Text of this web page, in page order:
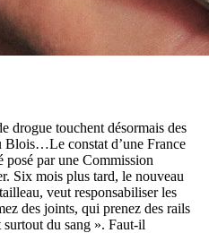
drogue touchent désormais des
Blois…Le constat d’une France
posé par une Commission
Six mois plus tard, le nouveau
veut responsabiliser les
des joints, qui prenez des rails
du sang ». Faut-il